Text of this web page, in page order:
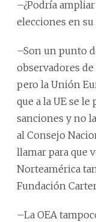
–¿Podría
elecciones en
–Son un punto
observadores
pero la Unión
que a la UE se
sanciones y no
al Consejo
llamar para que
Norteamérica
Fundación
–La OEA